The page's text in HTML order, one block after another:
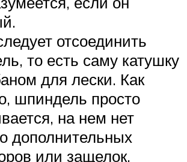
отсоединить
то есть саму катушку
для лески. Как
шпиндель просто
на нем нет
дополнительных
или защелок.